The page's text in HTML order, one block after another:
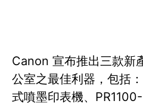
Canon 宣布推出三款新
公室之最佳利器，包括
式噴墨印表機、